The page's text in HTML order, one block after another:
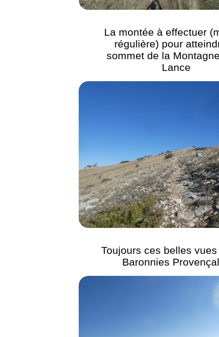
La montée à effectuer
régulière) pour
sommet de la
Lance
Toujours ces belles
Baronnies